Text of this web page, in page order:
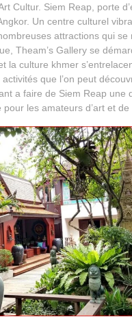
Cultur. Siem Reap, porte
Un centre culturel
attractions qui se
Theam’s Gallery se
la culture khmer
que l’on peut
a faire de Siem Reap une
les amateurs d’art et de